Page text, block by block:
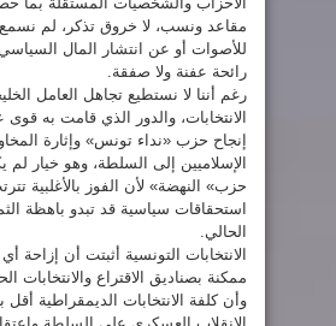
مقاعد ونسب، لا خروق تذكر، لم
للأصوات أو عن انتشار المال
رائحة عفنة ولا صفقة.
رغم أننا لا نستطيع تجاهل العامل
الانتخابات، والدور الذي قامت به
إنجاح حزب «نداء تونس» وإثارة
الإسلاميين إلى السلطة، وهو خيار
حزب» النهضة» لأن الفوز بالأغلبية
استحقاقات سياسية قد تبدو باهظة
الحالي.
الانتخابات التونسية أثبتت أن
ممكنة بصناديق الاقتراع والانتخابات
وأن كلفة الانتخابات الديمقراطية أقل